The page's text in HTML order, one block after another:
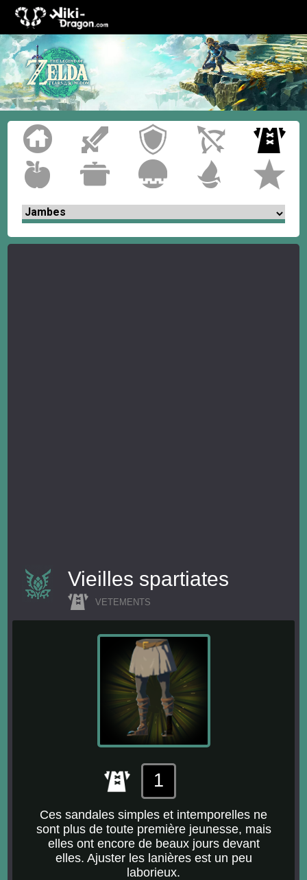
Vieilles spartiates
VETEMENTS
1
Ces sandales simples et intemporelles ne
sont plus de toute première jeunesse, mais
elles ont encore de beaux jours devant
elles. Ajuster les lanières est un peu
laborieux.